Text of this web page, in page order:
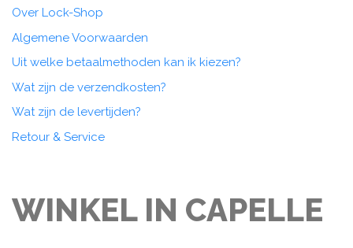
Over Lock-Shop
Algemene Voorwaarden
Uit welke betaalmethoden kan ik kiezen?
Wat zijn de verzendkosten?
Wat zijn de levertijden?
Retour & Service
WINKEL IN CAPELLE